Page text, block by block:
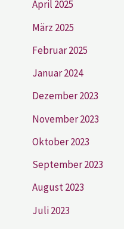
April 2025
März 2025
Februar 2025
Januar 2024
Dezember 2023
November 2023
Oktober 2023
September 2023
August 2023
Juli 2023